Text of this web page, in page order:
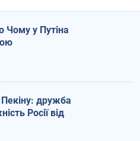
Чому у Путіна
Пекіну: дружба
Росії від